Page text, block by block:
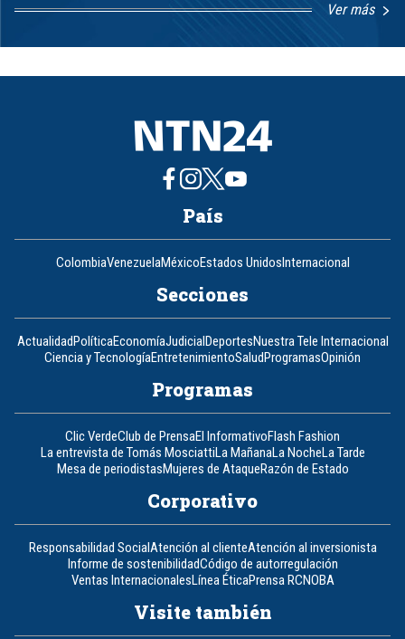
Ver más
1
8
País
ColombiaVenezuelaMéxicoEstados UnidosInternacional
Secciones
ActualidadPolíticaEconomíaJudicialDeportesNuestra Tele Internacional
Ciencia y TecnologíaEntretenimientoSaludProgramasOpinión
Programas
Clic VerdeClub de PrensaEl InformativoFlash Fashion
La entrevista de Tomás MosciattiLa MañanaLa NocheLa Tarde
Mesa de periodistasMujeres de AtaqueRazón de Estado
Corporativo
Responsabilidad SocialAtención al clienteAtención al inversionista
Informe de sostenibilidadCódigo de autorregulación
Ventas InternacionalesLínea ÉticaPrensa RCNOBA
Visite también